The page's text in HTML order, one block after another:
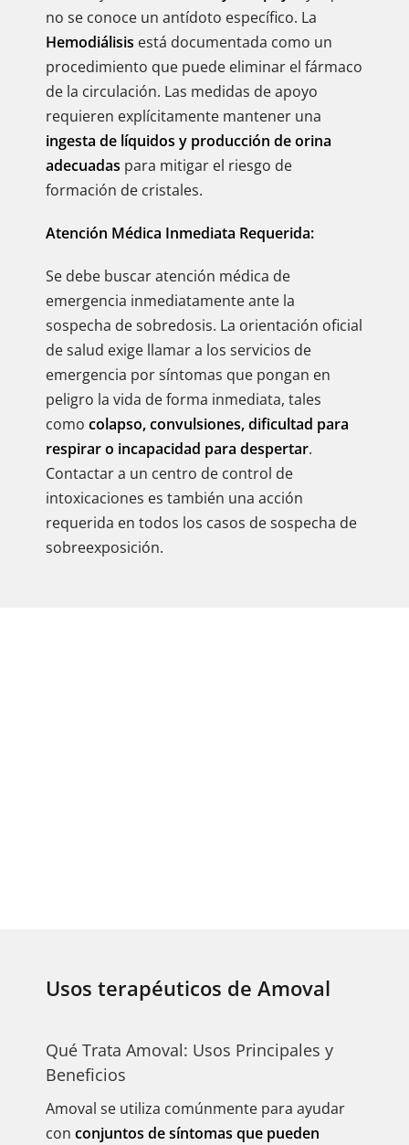
no se conoce un antídoto específico. La
Hemodiálisis está documentada como un
procedimiento que puede eliminar el fármaco
de la circulación. Las medidas de apoyo
requieren explícitamente mantener una
ingesta de líquidos y producción de orina
adecuadas para mitigar el riesgo de
formación de cristales.
Atención Médica Inmediata Requerida:
Se debe buscar atención médica de
emergencia inmediatamente ante la
sospecha de sobredosis. La orientación oficial
de salud exige llamar a los servicios de
emergencia por síntomas que pongan en
peligro la vida de forma inmediata, tales
como colapso, convulsiones, dificultad para
respirar o incapacidad para despertar.
Contactar a un centro de control de
intoxicaciones es también una acción
requerida en todos los casos de sospecha de
sobreexposición.
Usos terapéuticos de Amoval
Qué Trata Amoval: Usos Principales y
Beneficios
Amoval se utiliza comúnmente para ayudar
con conjuntos de síntomas que pueden